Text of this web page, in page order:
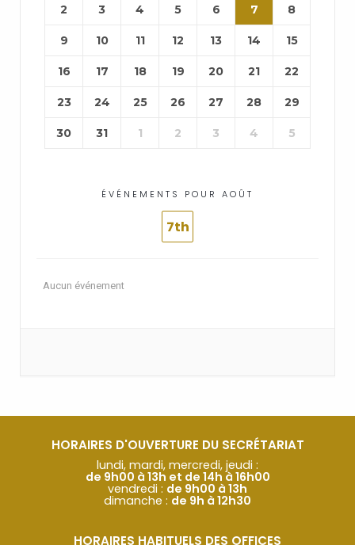
2 3 4 5 6 7 8
9 10 11 12 13 14 15
16 17 18 19 20 21 22
23 24 25 26 27 28 29
30 31 1 2 3 4 5
ÉVÉNEMENTS POUR AOÛT
7th
Aucun événement
HORAIRES D'OUVERTURE DU SECRÉTARIAT
lundi, mardi, mercredi, jeudi :
de 9h00 à 13h et de 14h à 16h00
vendredi : de 9h00 à 13h
dimanche : de 9h à 12h30
HORAIRES HABITUELS DES OFFICES